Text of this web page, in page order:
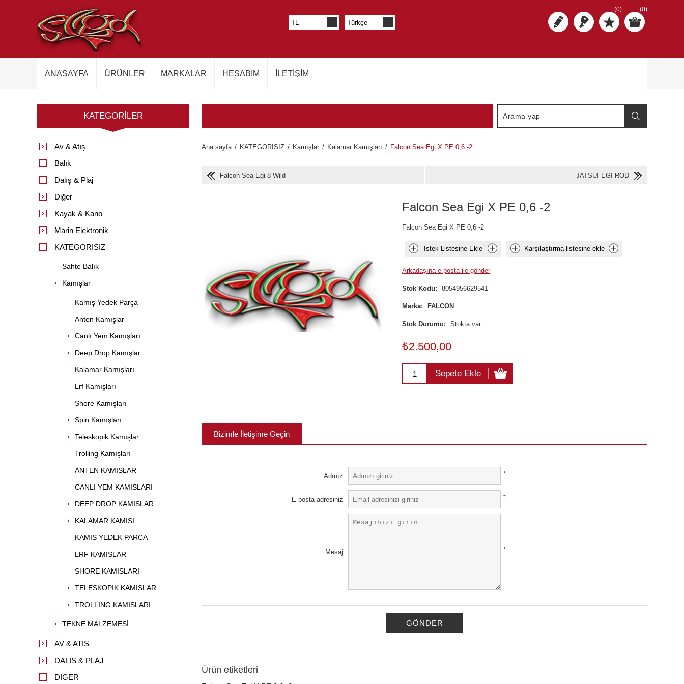
(0) (0)
ANASAYFA ÜRÜNLER MARKALAR HESABIM İLETIŞIM
Ana sayfa / KATEGORISIZ / Kamışlar / Kalamar Kamışları / Falcon Sea Egi X PE 0,6 -2
Falcon Sea Egi 8 Wild JATSUI EGI ROD
Falcon Sea Egi X PE 0,6 -2
Falcon Sea Egi X PE 0,6 -2
İstek Listesine Ekle Karşılaştırma listesine ekle
Arkadaşına e-posta ile gönder
Stok Kodu: 8054956629541
Marka: FALCON
Stok Durumu: Stokta var
₺2.500,00
Sepete Ekle
Bizimle İletişime Geçin
Adınız *
E-posta adresiniz *
Mesaj *
GÖNDER
Ürün etiketleri
KATEGORILER
Av & Atış
Balık
Dalış & Plaj
Diğer
Kayak & Kano
Marin Elektronik
KATEGORISIZ
Sahte Balık
Kamışlar
Kamış Yedek Parça
Anten Kamışlar
Canlı Yem Kamışları
Deep Drop Kamışlar
Kalamar Kamışları
Lrf Kamışları
Shore Kamışları
Spin Kamışları
Teleskopik Kamışlar
Trolling Kamışları
ANTEN KAMISLAR
CANLI YEM KAMISLARI
DEEP DROP KAMISLAR
KALAMAR KAMISI
KAMIS YEDEK PARCA
LRF KAMISLAR
SHORE KAMISLARI
TELESKOPIK KAMISLAR
TROLLING KAMISLARI
TEKNE MALZEMESİ
AV & ATIS
DALIS & PLAJ
DIGER